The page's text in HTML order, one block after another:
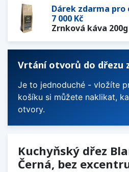
Dárek zdarma pro
7 000 Kč
Zrnková káva 200g
Vrtání otvorů do dřezu
Je to jednoduché - vložíte
košíku si můžete naklikat,
otvory.
Kuchyňský dřez
Černá, bez